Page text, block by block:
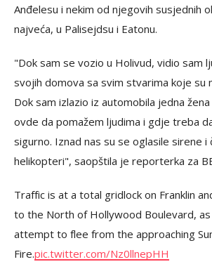
Anđelesu i nekim od njegovih susjednih
najveća, u Palisejdsu i Eatonu.
"Dok sam se vozio u Holivud, vidio sam
svojih domova sa svim stvarima koje su
Dok sam izlazio iz automobila jedna
ovde da pomažem ljudima i gdje treba
sigurno. Iznad nas su se oglasile sirene i
helikopteri", saopštila je reporterka za
Traffic is at a total gridlock on Franklin
to the North of Hollywood Boulevard,
attempt to flee from the approaching
Fire.pic.twitter.com/Nz0llnepHH